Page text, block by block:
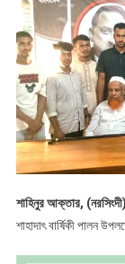
শাহিনুর আক্তার,
শাহাদাৎ বার্ষিকী পালন